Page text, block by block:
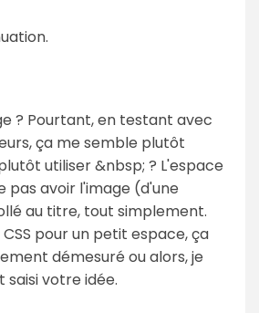
? Pourtant, en testant avec
ça me semble plutôt
utiliser &nbsp; ? L'espace
pas avoir l'image (d'une
au titre, tout simplement.
pour un petit espace, ça
démesuré ou alors, je
saisi votre idée.